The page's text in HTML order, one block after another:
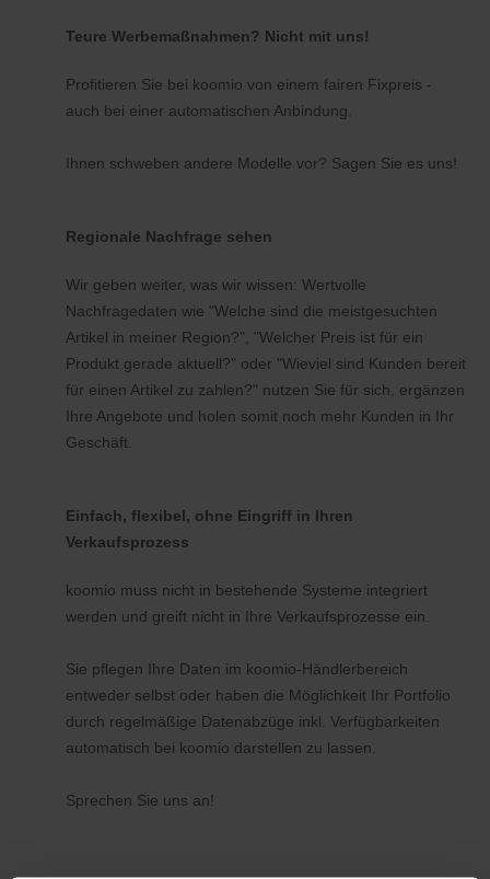
Teure Werbemaßnahmen? Nicht mit uns!
Profitieren Sie bei koomio von einem fairen Fixpreis -
auch bei einer automatischen Anbindung.
Ihnen schweben andere Modelle vor? Sagen Sie es uns!
Regionale Nachfrage sehen
Wir geben weiter, was wir wissen: Wertvolle
Nachfragedaten wie "Welche sind die meistgesuchten
Artikel in meiner Region?", "Welcher Preis ist für ein
Produkt gerade aktuell?" oder "Wieviel sind Kunden bereit
für einen Artikel zu zahlen?" nutzen Sie für sich, ergänzen
Ihre Angebote und holen somit noch mehr Kunden in Ihr
Geschäft.
Einfach, flexibel, ohne Eingriff in Ihren
Verkaufsprozess
koomio muss nicht in bestehende Systeme integriert
werden und greift nicht in Ihre Verkaufsprozesse ein.
Sie pflegen Ihre Daten im koomio-Händlerbereich
entweder selbst oder haben die Möglichkeit Ihr Portfolio
durch regelmäßige Datenabzüge inkl. Verfügbarkeiten
automatisch bei koomio darstellen zu lassen.
Sprechen Sie uns an!